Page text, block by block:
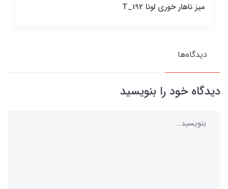
میز ناهار خوری لونا T_192
دیدگاه‌ها
دیدگاه خود را بنویسید